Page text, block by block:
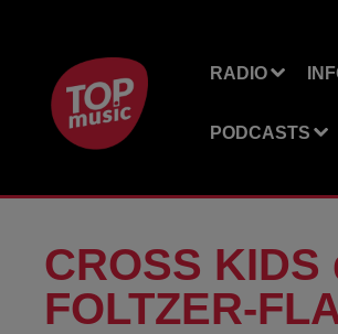
RADIO
PODCASTS
CROSS
FOLTZER-